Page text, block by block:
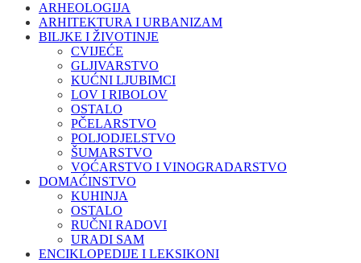
ARHEOLOGIJA
ARHITEKTURA I URBANIZAM
BILJKE I ŽIVOTINJE
CVIJEĆE
GLJIVARSTVO
KUĆNI LJUBIMCI
LOV I RIBOLOV
OSTALO
PČELARSTVO
POLJODJELSTVO
ŠUMARSTVO
VOĆARSTVO I VINOGRADARSTVO
DOMAĆINSTVO
KUHINJA
OSTALO
RUČNI RADOVI
URADI SAM
ENCIKLOPEDIJE I LEKSIKONI